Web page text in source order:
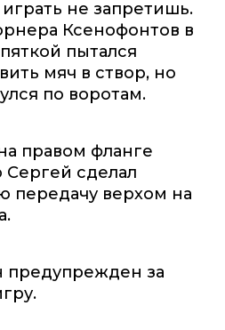
не запретишь.
Ксенофонтов в
пытался
мяч в створ, но
по воротам.
правом фланге
Сергей сделал
передачу верхом на
предупрежден за